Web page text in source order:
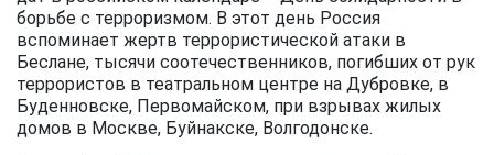
борьбе с терроризмом. В этот день Россия
вспоминает жертв террористической атаки в
Беслане, тысячи соотечественников, погибших от рук
террористов в театральном центре на Дубровке, в
Буденновске, Первомайском, при взрывах жилых
домов в Москве, Буйнакске, Волгодонске.